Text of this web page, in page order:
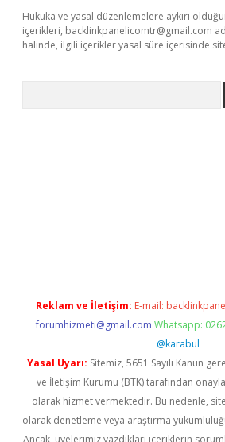
Hukuka ve yasal düzenlemelere aykırı
içerikleri, backlinkpanelicomtr@gmail.com
halinde, ilgili içerikler yasal süre içerisinde
Reklam ve İletişim: E-mail:
forumhizmeti@gmail.com Whatsapp:
@karabul
Yasal Uyarı: Sitemiz, 5651 Sayılı Kanun
ve İletişim Kurumu (BTK) tarafından
olarak hizmet vermektedir. Bu nedenle,
olarak denetleme veya araştırma
Ancak, üyelerimiz yazdıkları içeriklerin